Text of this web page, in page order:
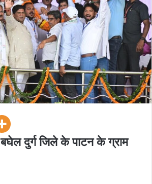
दुर्ग जिले के पाटन के ग्राम